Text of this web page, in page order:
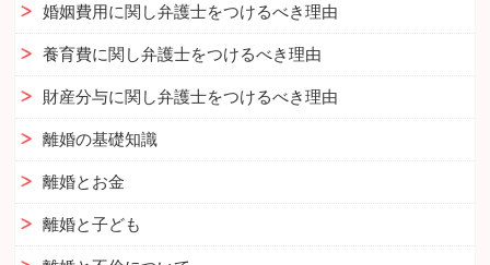
婚姻費用に関し弁護士をつけるべき理由
養育費に関し弁護士をつけるべき理由
財産分与に関し弁護士をつけるべき理由
離婚の基礎知識
離婚とお金
離婚と子ども